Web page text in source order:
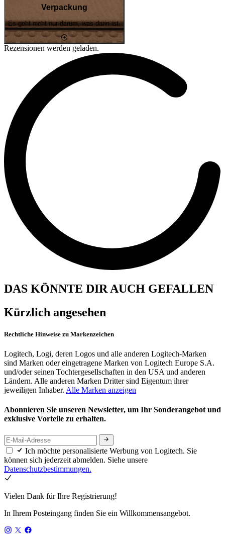
Verpackung
Es geht nicht nur darum, was darin ist.
Rezensionen werden geladen.
DAS KÖNNTE DIR AUCH GEFALLEN
Kürzlich angesehen
Rechtliche Hinweise zu Markenzeichen
Logitech, Logi, deren Logos und alle anderen Logitech-Marken
sind Marken oder eingetragene Marken von Logitech Europe S.A.
und/oder seinen Tochtergesellschaften in den USA und anderen
Ländern. Alle anderen Marken Dritter sind Eigentum ihrer
jeweiligen Inhaber. Alle Marken anzeigen
Abonnieren Sie unseren Newsletter, um Ihr Sonderangebot und
exklusive Vorteile zu erhalten.
Ich möchte personalisierte Werbung von Logitech. Sie
können sich jederzeit abmelden. Siehe unsere
Datenschutzbestimmungen.
Vielen Dank für Ihre Registrierung!
In Ihrem Posteingang finden Sie ein Willkommensangebot.